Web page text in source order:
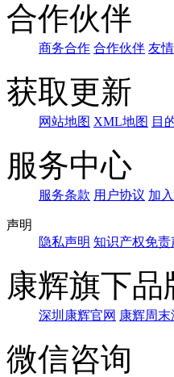
合作伙伴
商务合作 合作伙伴 友
获取更新
网站地图 XML地图 目
服务中心
服务条款 用户协议 加
声明
隐私声明 知识产权免责
康辉旗下品
深圳康辉官网 康辉周末
微信咨询